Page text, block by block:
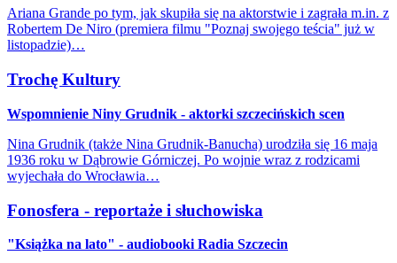
Ariana Grande po tym, jak skupiła się na aktorstwie i zagrała m.in. z
Robertem De Niro (premiera filmu "Poznaj swojego teścia" już w
listopadzie)…
Trochę Kultury
Wspomnienie Niny Grudnik - aktorki szczecińskich scen
Nina Grudnik (także Nina Grudnik-Banucha) urodziła się 16 maja
1936 roku w Dąbrowie Górniczej. Po wojnie wraz z rodzicami
wyjechała do Wrocławia…
Fonosfera - reportaże i słuchowiska
"Książka na lato" - audiobooki Radia Szczecin